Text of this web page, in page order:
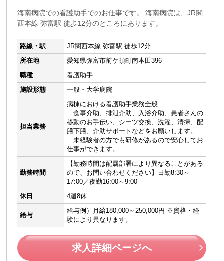
海南病院での看護助手でのお仕事です。 海南病院は、JR関
西本線 弥富駅 徒歩12分のところにあります。
路線・駅
JR関西本線 弥富駅 徒歩12分
所在地
愛知県弥富市前ケ須町南本田396
職種
看護助手
施設形態
一般・大学病院
担当業務
病棟における看護助手業務全般
食事介助、排泄介助、入浴介助、患者さんの
移動のお手伝い、シーツ交換、洗濯、清掃、配
膳下膳、介助サポートなどをお願いします。
未経験者の方でも研修があるので安心してお
仕事ができます。
勤務時間
【勤務時間は配属部署により異なることがある
ので、お問い合わせください】日勤8:30～
17:00／夜勤16:00～9:00
休日
4週8休
給与
給与例）月給180,000～250,000円 ※資格・経
験により異なります。
求人詳細ページへ